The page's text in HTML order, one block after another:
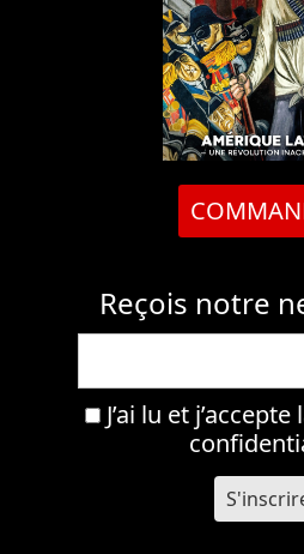
Reçois notre
J’ai lu et j’accepte